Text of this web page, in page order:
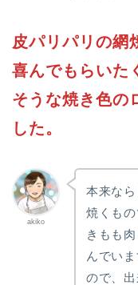
皮パリパリの網
喜んでもらいた
そうな焼き色の
した。
akiko
本来な
焼くも
きもも
んでい
ので、